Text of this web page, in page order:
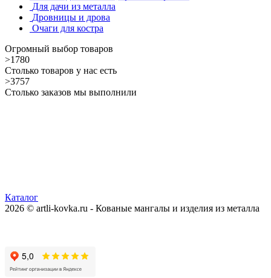
Для дачи из металла
Дровницы и дрова
Очаги для костра
Огромный выбор товаров
>1780
Столько товаров у нас есть
>3757
Столько заказов мы выполнили
Каталог
2026 © artli-kovka.ru - Кованые мангалы и изделия из металла